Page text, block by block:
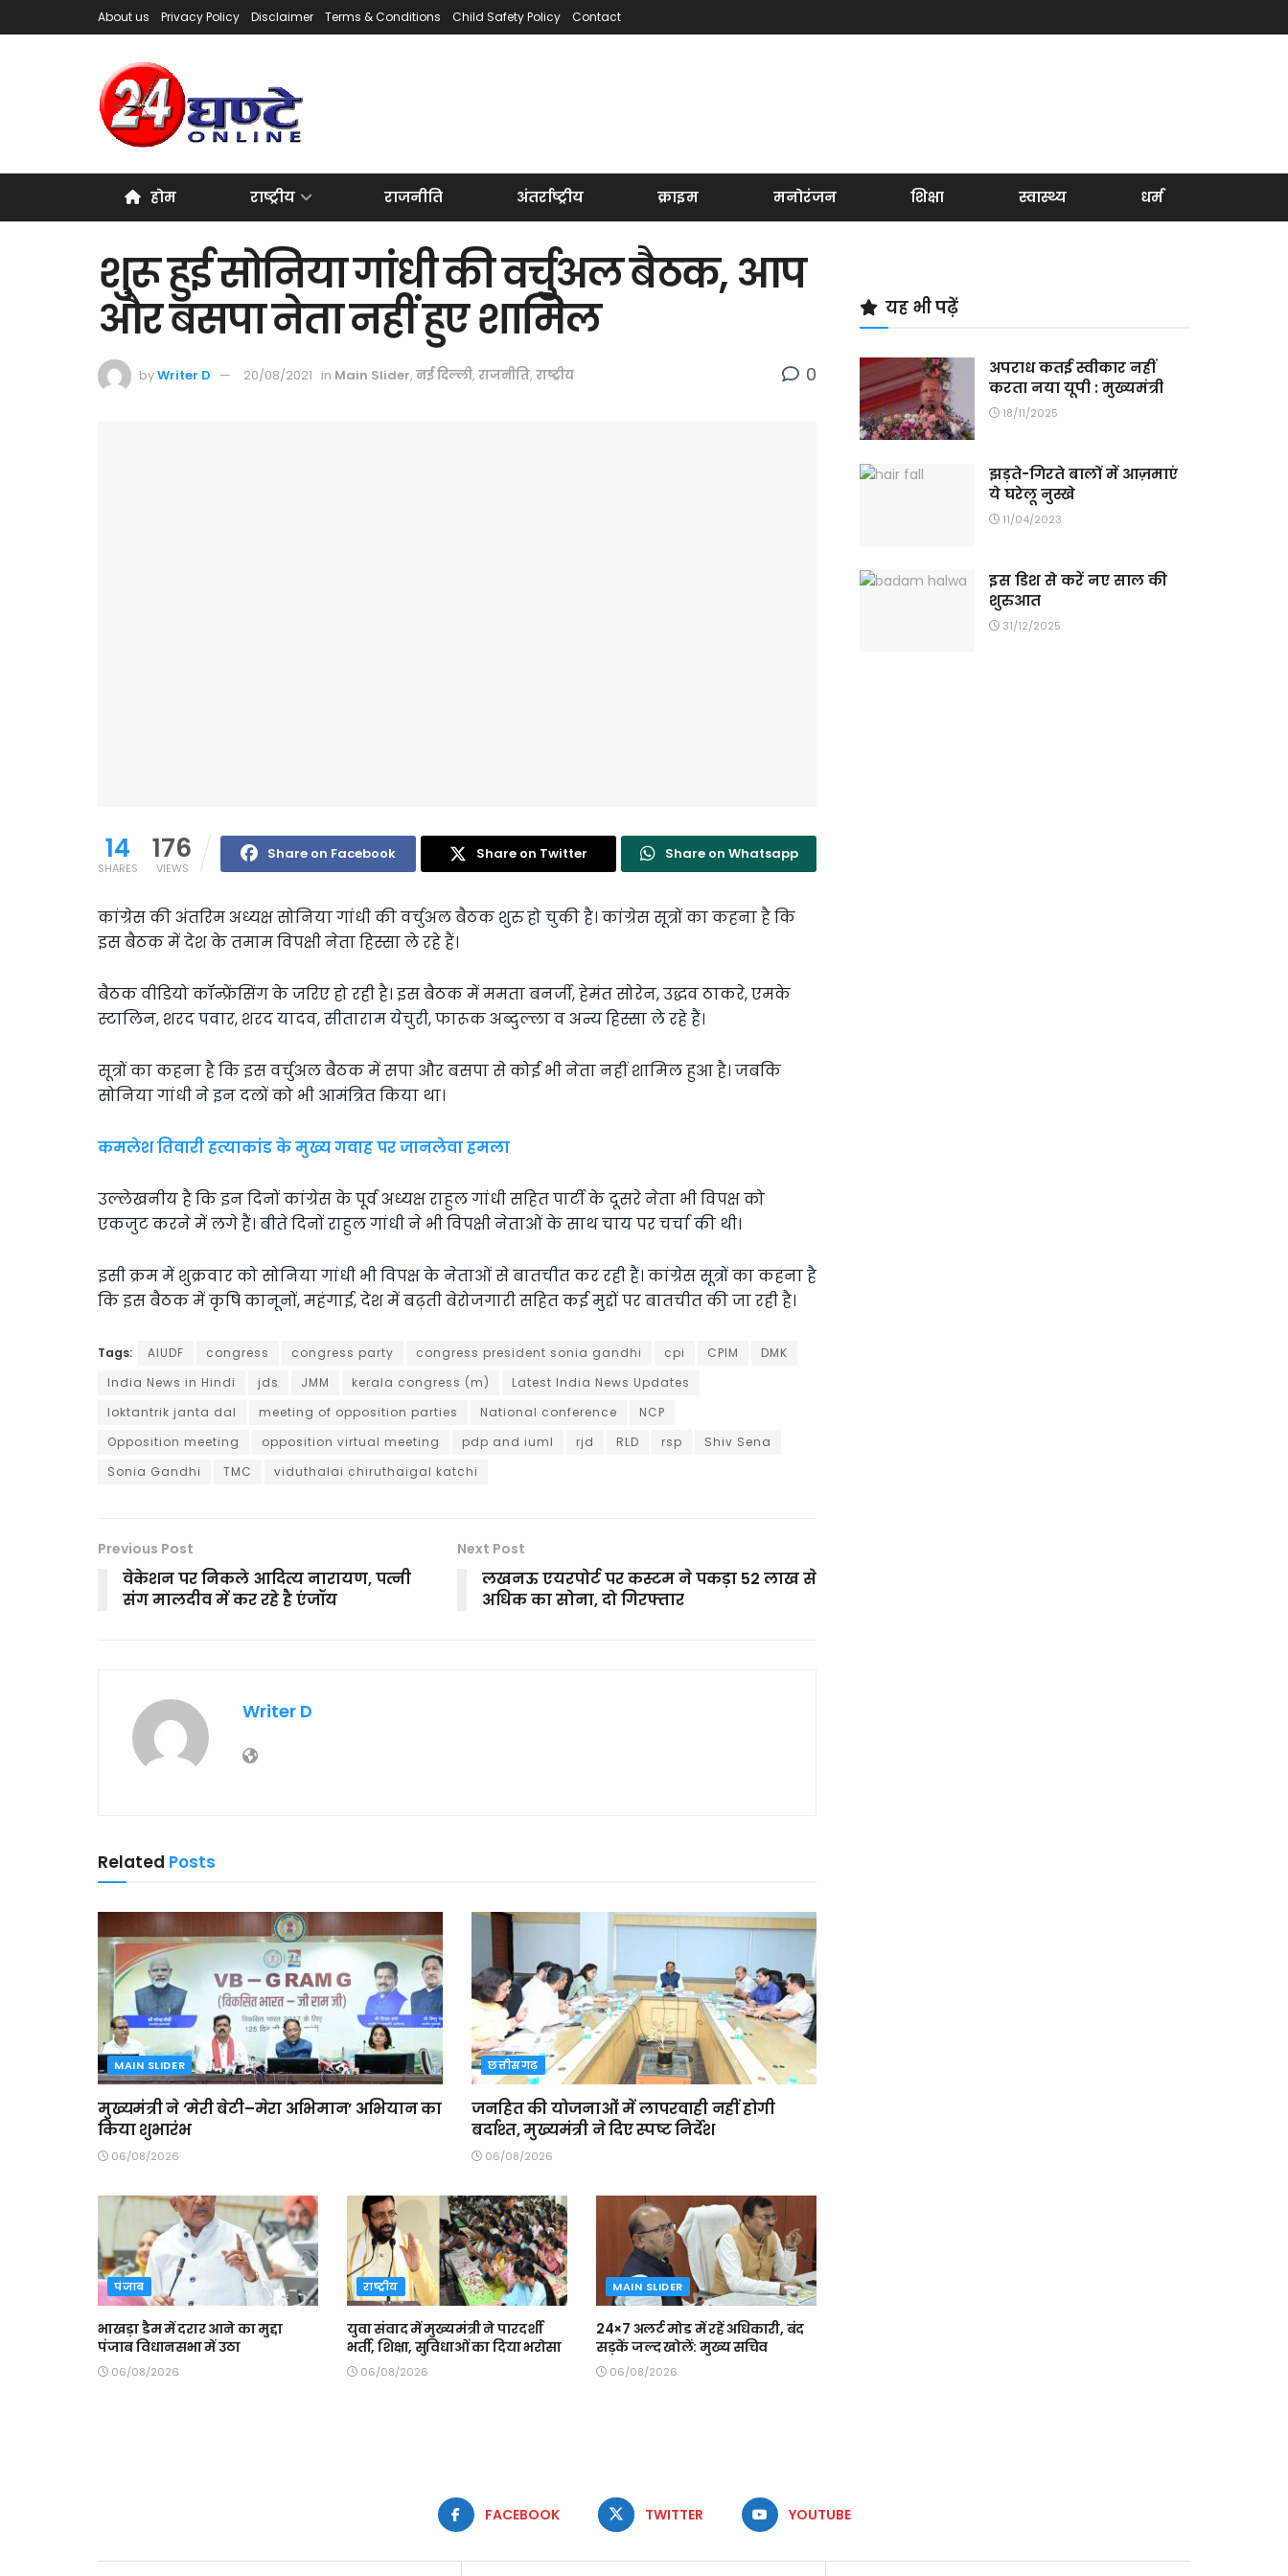
About us Privacy Policy Disclaimer Terms & Conditions Child Safety Policy Contact
होम राष्ट्रीय राजनीति अंतर्राष्ट्रीय क्राइम मनोरंजन शिक्षा स्वास्थ्य धर्म
शुरू हुई सोनिया गांधी की वर्चुअल बैठक, आप
और बसपा नेता नहीं हुए शामिल
byWriter D 20/08/2021 in Main Slider, नई दिल्ली, राजनीति, राष्ट्रीय 0
14
SHARES
176
VIEWS
Share on Facebook Share on Twitter Share on Whatsapp
कांग्रेस की अंतरिम अध्यक्ष सोनिया गांधी की वर्चुअल बैठक शुरु हो चुकी है। कांग्रेस सूत्रों का कहना है कि
इस बैठक में देश के तमाम विपक्षी नेता हिस्सा ले रहे हैं।
बैठक वीडियो कॉन्फ्रेंसिंग के जरिए हो रही है। इस बैठक में ममता बनर्जी, हेमंत सोरेन, उद्धव ठाकरे, एमके
स्टालिन, शरद पवार, शरद यादव, सीताराम येचुरी, फारूक अब्दुल्ला व अन्य हिस्सा ले रहे हैं।
सूत्रों का कहना है कि इस वर्चुअल बैठक में सपा और बसपा से कोई भी नेता नहीं शामिल हुआ है। जबकि
सोनिया गांधी ने इन दलों को भी आमंत्रित किया था।
कमलेश तिवारी हत्याकांड के मुख्य गवाह पर जानलेवा हमला
उल्लेखनीय है कि इन दिनों कांग्रेस के पूर्व अध्यक्ष राहुल गांधी सहित पार्टी के दूसरे नेता भी विपक्ष को
एकजुट करने में लगे हैं। बीते दिनों राहुल गांधी ने भी विपक्षी नेताओं के साथ चाय पर चर्चा की थी।
इसी क्रम में शुक्रवार को सोनिया गांधी भी विपक्ष के नेताओं से बातचीत कर रही हैं। कांग्रेस सूत्रों का कहना है
कि इस बैठक में कृषि कानूनों, महंगाई, देश में बढ़ती बेरोजगारी सहित कई मुद्दों पर बातचीत की जा रही है।
Tags: AIUDF congress congress party congress president sonia gandhi cpi CPIM
DMK
India News in Hindi
jds JMM kerala congress (m)
Latest India News Updates
loktantrik janta dal
meeting of opposition parties National conference
NCP
Opposition meeting
opposition virtual meeting pdp and iuml rjd RLD rsp
Shiv Sena
Sonia Gandhi
TMC viduthalai chiruthaigal katchi
Previous Post
वेकेशन पर निकले आदित्य नारायण, पत्नी
संग मालदीव में कर रहे है एंजॉय
Next Post
लखनऊ एयरपोर्ट पर कस्टम ने पकड़ा 52 लाख से
अधिक का सोना, दो गिरफ्तार
Writer D
Related Posts
MAIN SLIDER
मुख्यमंत्री ने ‘मेरी बेटी–मेरा अभिमान’ अभियान का
किया शुभारंभ
06/08/2026
छत्तीसगढ़
जनहित की योजनाओं में लापरवाही नहीं होगी
बर्दाश्त, मुख्यमंत्री ने दिए स्पष्ट निर्देश
06/08/2026
पंजाब
भाखड़ा डैम में दरार आने का मुद्दा
पंजाब विधानसभा में उठा
06/08/2026
राष्ट्रीय
युवा संवाद में मुख्यमंत्री ने पारदर्शी
भर्ती, शिक्षा, सुविधाओं का दिया भरोसा
06/08/2026
MAIN SLIDER
24×7 अलर्ट मोड में रहें अधिकारी, बंद
सड़कें जल्द खोलें: मुख्य सचिव
06/08/2026
यह भी पढ़ें
अपराध कतई स्वीकार नहीं
करता नया यूपी : मुख्यमंत्री
18/11/2025
झड़ते-गिरते बालों में आज़माएं
ये घरेलू नुस्खे
11/04/2023
इस डिश से करें नए साल की
शुरुआत
31/12/2025
FACEBOOK TWITTER YOUTUBE